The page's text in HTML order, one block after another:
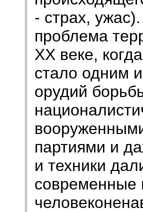
- страх,
проблема
XX веке,
стало одним
орудий
партиями и
и техники
современные